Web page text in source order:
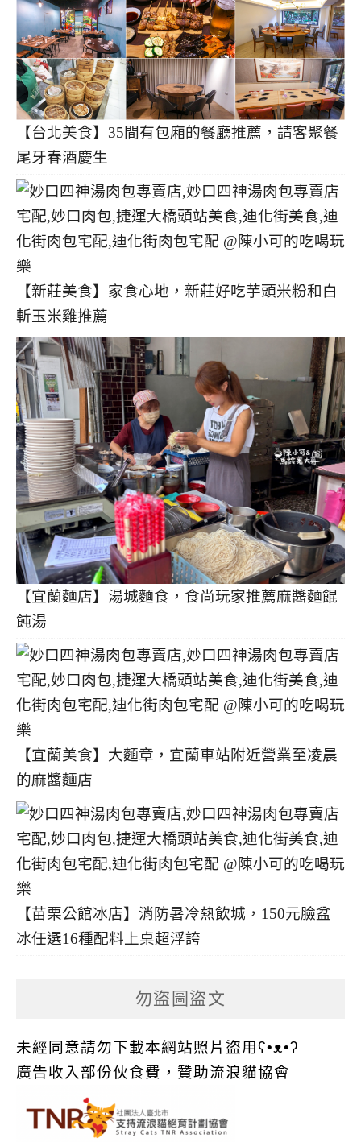
【台北美食】35間有包廂的餐廳推薦，請客聚餐
尾牙春酒慶生
【新莊美食】家食心地，新莊好吃芋頭米粉和白
斬玉米雞推薦
【宜蘭麵店】湯城麵食，食尚玩家推薦麻醬麵餛
飩湯
【宜蘭美食】大麵章，宜蘭車站附近營業至凌晨
的麻醬麵店
【苗栗公館冰店】消防暑冷熱飲城，150元臉盆
冰任選16種配料上桌超浮誇
勿盜圖盜文
未經同意請勿下載本網站照片盜用ʕ•ᴥ•ʔ
廣告收入部份伙食費，贊助流浪貓協會